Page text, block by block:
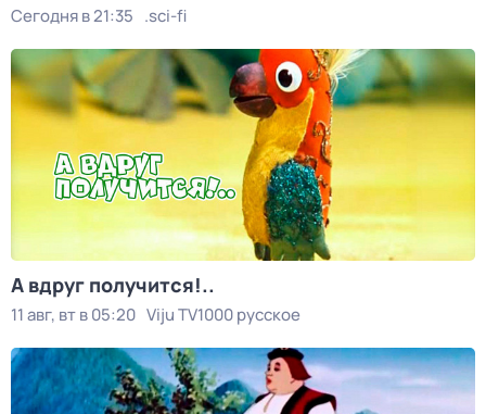
Сегодня в 21:35 .sci-fi
А вдруг получится!..
11 авг, вт в 05:20 Viju TV1000 русское